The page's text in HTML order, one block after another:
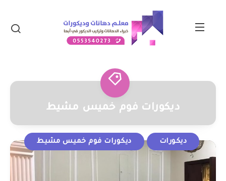
ديكورات فوم خميس مشيط
ديكورات ديكورات فوم خميس مشيط